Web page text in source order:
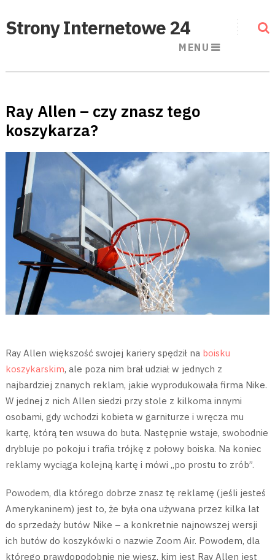
Strony Internetowe 24
MENU
Ray Allen – czy znasz tego
koszykarza?
Ray Allen większość swojej kariery spędził na boisku
koszykarskim, ale poza nim brał udział w jednych z
najbardziej znanych reklam, jakie wyprodukowała firma Nike.
W jednej z nich Allen siedzi przy stole z kilkoma innymi
osobami, gdy wchodzi kobieta w garniturze i wręcza mu
kartę, którą ten wsuwa do buta. Następnie wstaje, swobodnie
drybluje po pokoju i trafia trójkę z połowy boiska. Na koniec
reklamy wyciąga kolejną kartę i mówi „po prostu to zrób”.
Powodem, dla którego dobrze znasz tę reklamę (jeśli jesteś
Amerykaninem) jest to, że była ona używana przez kilka lat
do sprzedaży butów Nike – a konkretnie najnowszej wersji
ich butów do koszykówki o nazwie Zoom Air. Powodem, dla
którego prawdopodobnie nie wiesz, kim jest Ray Allen jest